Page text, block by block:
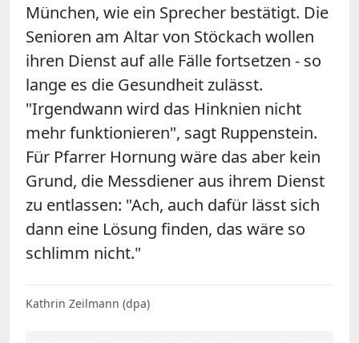
München, wie ein Sprecher bestätigt. Die
Senioren am Altar von Stöckach wollen
ihren Dienst auf alle Fälle fortsetzen - so
lange es die Gesundheit zulässt.
"Irgendwann wird das Hinknien nicht
mehr funktionieren", sagt Ruppenstein.
Für Pfarrer Hornung wäre das aber kein
Grund, die Messdiener aus ihrem Dienst
zu entlassen: "Ach, auch dafür lässt sich
dann eine Lösung finden, das wäre so
schlimm nicht."
Kathrin Zeilmann (dpa)